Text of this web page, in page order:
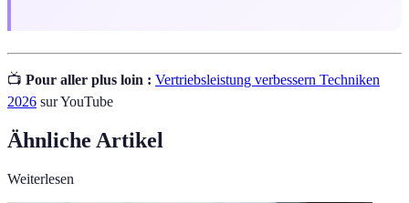
📺 Pour aller plus loin : Vertriebsleistung verbessern Techniken
2026 sur YouTube
Ähnliche Artikel
Weiterlesen